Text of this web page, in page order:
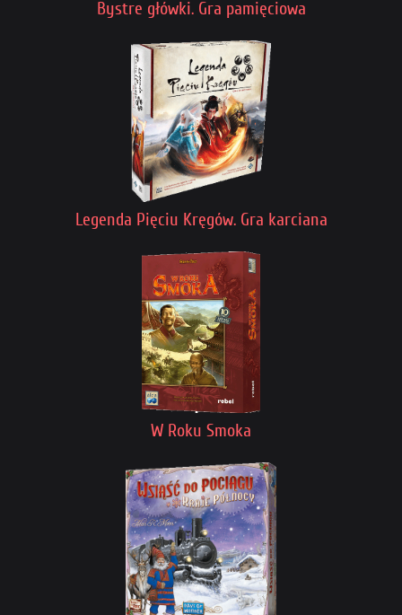
Bystre główki. Gra pamięciowa
Legenda Pięciu Kręgów. Gra karciana
W Roku Smoka